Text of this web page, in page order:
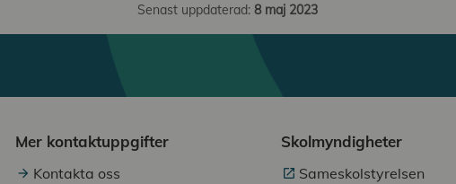
Senast uppdaterad:8 maj 2023
Mer kontaktuppgifter
Kontakta oss
Skolmyndigheter
Sameskolstyrelsen